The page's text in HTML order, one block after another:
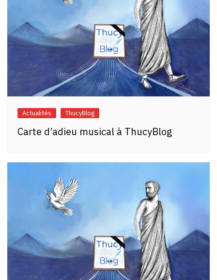
Actualités ThucyBlog
Carte d’adieu musical à ThucyBlog